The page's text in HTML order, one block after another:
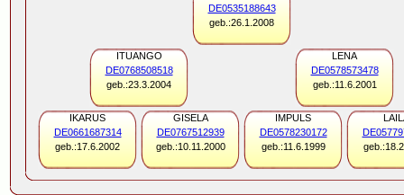
DE0535188643
geb.:26.1.2008
ITUANGO
DE0768508518
geb.:23.3.2004
LENA
DE0578573478
geb.:11.6.2001
IKARUS
DE0661687314
geb.:17.6.2002
GISELA
DE0767512939
geb.:10.11.2000
IMPULS
DE0578230172
geb.:11.6.1999